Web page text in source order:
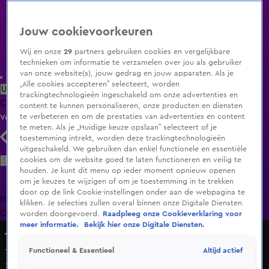
Uitzending Gemist Populaire programma's Zenders Genres
ClipsFilmsRadioSmart TV inlogShop
Volg KIJK
Zoeken
HomeUitzending Gemist Programma's De Bondgenoten
OranjezomerLivestreamsShop
The Tribute Live in Concert
The Chicago Funk - After the Love Has Gone
1 juli 2023, 20:30
Jouw cookievoorkeuren
Wij en onze29 partners gebruiken cookies en vergelijkbare
technieken om informatie te verzamelen over jou als gebruiker
van onze website(s), jouw gedrag en jouw apparaten. Als je
„Alle cookies accepteren” selecteert, worden
trackingtechnologieën ingeschakeld om onze advertenties en
content te kunnen personaliseren, onze producten en diensten
te verbeteren en om de prestaties van advertenties en content
te meten. Als je „Huidige keuze opslaan” selecteert of je
toestemming intrekt, worden deze trackingtechnologieën
uitgeschakeld. We gebruiken dan enkel functionele en essentiële
cookies om de website goed te laten functioneren en veilig te
houden. Je kunt dit menu op ieder moment opnieuw openen
om je keuzes te wijzigen of om je toestemming in te trekken
door op de link Cookie-instellingen onder aan de webpagina te
klikken. Je selecties zullen overal binnen onze Digitale Diensten
worden doorgevoerd.
Raadpleeg onze Cookieverklaring voor
meer informatie.
Bekijk hier onze Digitale Diensten.
Functioneel & Essentieel Altijd actief